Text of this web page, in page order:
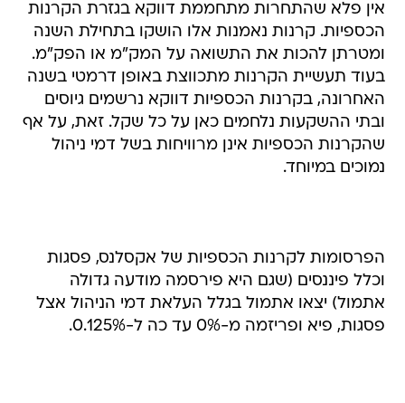
אין פלא שהתחרות מתחממת דווקא בגזרת הקרנות
הכספיות. קרנות נאמנות אלו הושקו בתחילת השנה
ומטרתן להכות את התשואה על המק"מ או הפק"מ.
בעוד תעשיית הקרנות מתכווצת באופן דרמטי בשנה
האחרונה, בקרנות הכספיות דווקא נרשמים גיוסים
ובתי ההשקעות נלחמים כאן על כל שקל. זאת, על אף
שהקרנות הכספיות אינן מרוויחות בשל דמי ניהול
נמוכים במיוחד.
הפרסומות לקרנות הכספיות של אקסלנס, פסגות
וכלל פיננסים (שגם היא פירסמה מודעה גדולה
אתמול) יצאו אתמול בגלל העלאת דמי הניהול אצל
פסגות, פיא ופריזמה מ-0% עד כה ל-0.125%.